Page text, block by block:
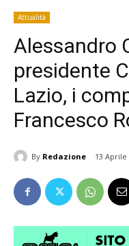
Attualità
Alessandro
presidente
Lazio, i
Francesco
By Redazione 13 Aprile